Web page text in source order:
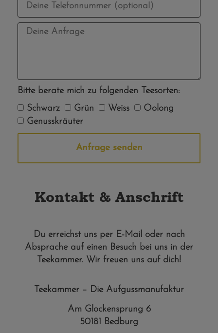
Bitte berate mich zu folgenden Teesorten:
Schwarz
Grün Weiss
Oolong
Genusskräuter
Anfrage senden
Kontakt & Anschrift
Du erreichst uns per E-Mail oder nach
Absprache auf einen Besuch bei uns in der
Teekammer. Wir freuen uns auf dich!
Teekammer – Die Aufgussmanufaktur
Am Glockensprung 6
50181 Bedburg